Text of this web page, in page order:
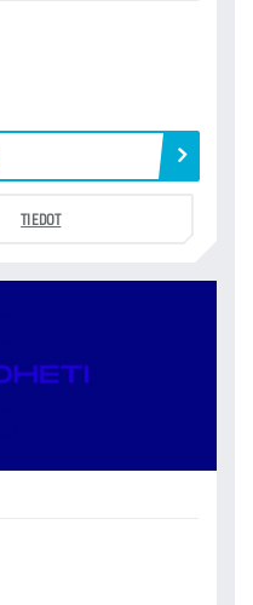
TIEDOT